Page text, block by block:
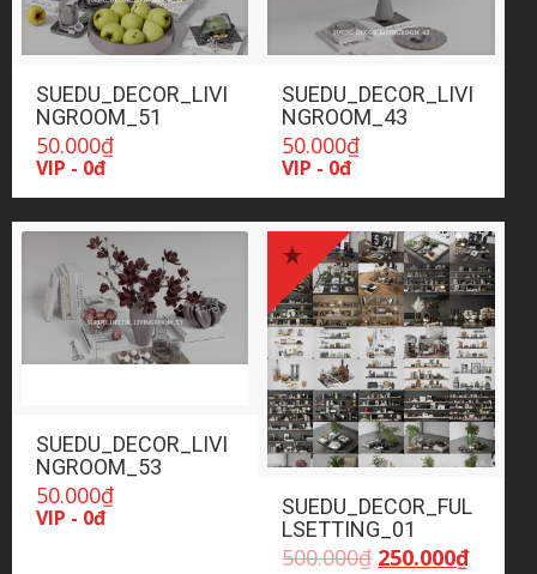
SUEDU_DECOR_LIVI
NGROOM_51
50.000₫
VIP - 0đ
SUEDU_DECOR_LIVI
NGROOM_43
50.000₫
VIP - 0đ
SUEDU_DECOR_LIVI
NGROOM_53
50.000₫
VIP - 0đ
SUEDU_DECOR_FUL
LSETTING_01
500.000₫ Giá
250.000₫Giá